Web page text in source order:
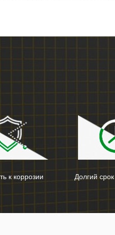
к коррозии Долгий